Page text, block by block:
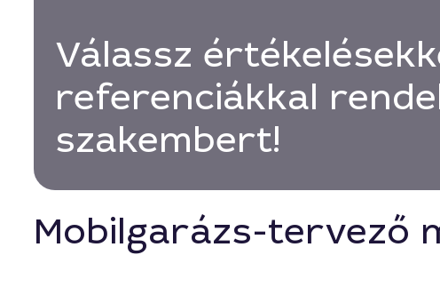
Válassz
referenciákkal
szakembert!
Mobilgarázs-tervező